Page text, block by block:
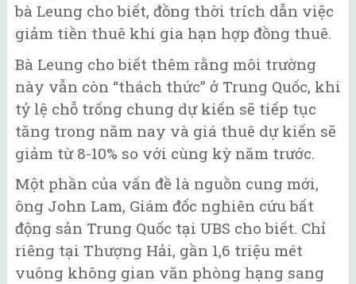
bà Leung cho biết, đồng thời trích dẫn việc
giảm tiền thuê khi gia hạn hợp đồng thuê.
Bà Leung cho biết thêm rằng môi trường
này vẫn còn “thách thức” ở Trung Quốc, khi
tỷ lệ chỗ trống chung dự kiến ​​sẽ tiếp tục
tăng trong năm nay và giá thuê dự kiến ​​sẽ
giảm từ 8-10% so với cùng kỳ năm trước.
Một phần của vấn đề là nguồn cung mới,
ông John Lam, Giám đốc nghiên cứu bất
động sản Trung Quốc tại UBS cho biết. Chỉ
riêng tại Thượng Hải, gần 1,6 triệu mét
vuông không gian văn phòng hạng sang